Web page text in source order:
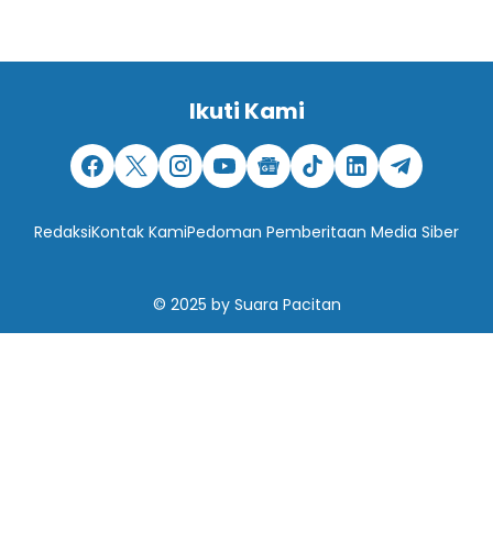
Ikuti Kami
RedaksiKontak KamiPedoman Pemberitaan Media Siber
© 2025 by Suara Pacitan